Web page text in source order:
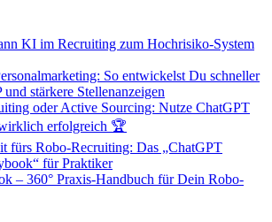
KI im Recruiting zum Hochrisiko-System
So entwickelst Du schneller
stärkere Stellenanzeigen
oder Active Sourcing: Nutze ChatGPT
erfolgreich 🏆
fürs Robo-Recruiting: Das „ChatGPT
für Praktiker
– 360° Praxis-Handbuch für Dein Robo-